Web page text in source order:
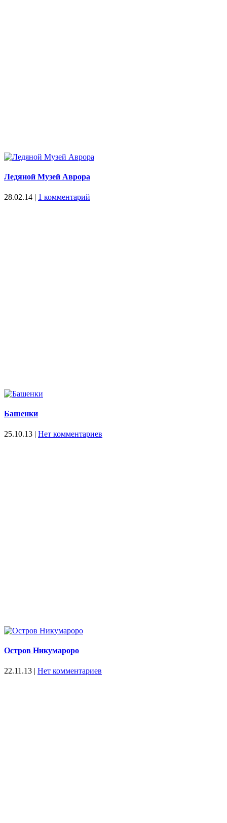
Ледяной Музей Аврора
28.02.14 | 1 комментарий
Башенки
25.10.13 | Нет комментариев
Остров Никумароро
22.11.13 | Нет комментариев